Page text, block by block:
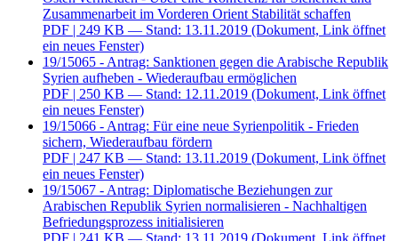
Zusammenarbeit im Vorderen Orient Stabilität schaffen
PDF | 249 KB — Stand: 13.11.2019 (Dokument, Link öffnet
ein neues Fenster)
19/15065 - Antrag: Sanktionen gegen die Arabische Republik
Syrien aufheben - Wiederaufbau ermöglichen
PDF | 250 KB — Stand: 12.11.2019 (Dokument, Link öffnet
ein neues Fenster)
19/15066 - Antrag: Für eine neue Syrienpolitik - Frieden
sichern, Wiederaufbau fördern
PDF | 247 KB — Stand: 13.11.2019 (Dokument, Link öffnet
ein neues Fenster)
19/15067 - Antrag: Diplomatische Beziehungen zur
Arabischen Republik Syrien normalisieren - Nachhaltigen
Befriedungsprozess initialisieren
PDF | 241 KB — Stand: 13.11.2019 (Dokument, Link öffnet